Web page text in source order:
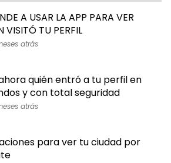
A USAR LA APP PARA VER
VISITÓ TU PERFIL
atrás
quién entró a tu perfil en
y con total seguridad
atrás
para ver tu ciudad por